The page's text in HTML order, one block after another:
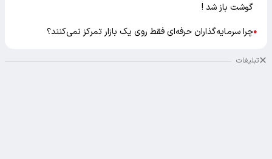
گوشت باز شد !
●چرا سرمایه‌گذاران حرفه‌ای فقط روی یک بازار تمرکز نمی‌کنند؟
تبلیغات